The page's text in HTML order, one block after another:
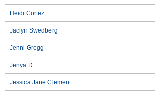
Heidi Cortez
Jaclyn Swedberg
Jenni Gregg
Jenya D
Jessica Jane Clement